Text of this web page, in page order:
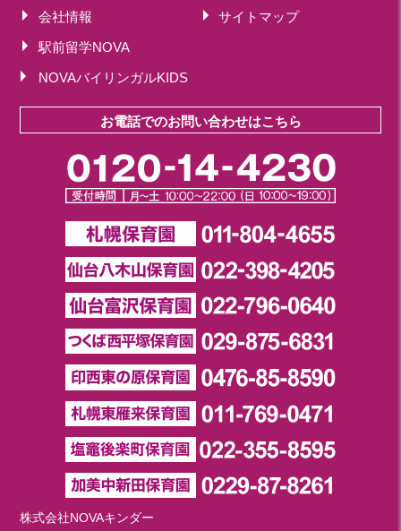
会社情報
サイトマップ
駅前留学NOVA
NOVAバイリンガルKIDS
お電話でのお問い合わせはこちら
株式会社NOVAキンダー